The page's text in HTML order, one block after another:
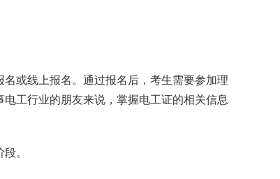
或线上报名。通过报名后，考生需要参加理
工行业的朋友来说，掌握电工证的相关信息
。